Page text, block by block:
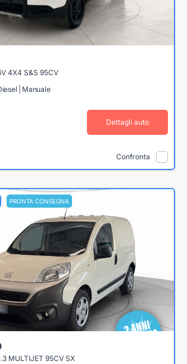
4X4 S&S 95CV
| Manuale
Dettagli auto
Confronta
PRONTA CONSEGNA
MULTIJET 95CV SX